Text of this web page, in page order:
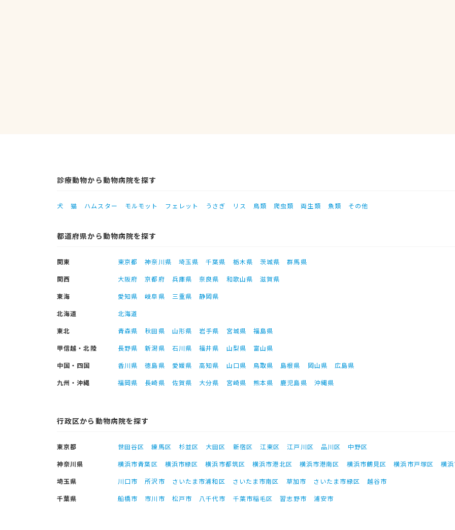
診療動物から動物病院を探す
犬 猫 ハムスター モルモット フェレット うさぎ リス 鳥類 爬虫類 両生類 魚類 その他
都道府県から動物病院を探す
関東 東京都 神奈川県 埼玉県 千葉県 栃木県 茨城県
群馬県
関西
大阪府 京都府 兵庫県 奈良県 和歌山県
滋賀県
東海
愛知県 岐阜県 三重県
静岡県
北海道
北海道
東北
青森県 秋田県 山形県 岩手県 宮城県
福島県
甲信越・北陸
長野県 新潟県 石川県 福井県 山梨県
富山県
中国・四国
香川県 徳島県 愛媛県 高知県 山口県 鳥取県 島根県 岡山県
広島県
九州・沖縄
福岡県 長崎県 佐賀県 大分県 宮崎県 熊本県 鹿児島県 沖縄県
行政区から動物病院を探す
東京都 世田谷区 練馬区 杉並区 大田区 新宿区 江東区 江戸川区 品川区
中野区
神奈川県
横浜市青葉区 横浜市緑区 横浜市都筑区 横浜市港北区 横浜市港南区 横浜市鶴見区 横浜市戸塚区
横
埼玉県
川口市 所沢市 さいたま市浦和区 さいたま市南区 草加市 さいたま市緑区
越谷市
千葉県
船橋市 市川市 松戸市 八千代市 千葉市稲毛区 習志野市 浦安市